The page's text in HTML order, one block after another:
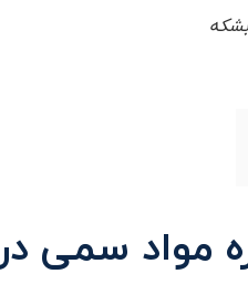
مواد سمی